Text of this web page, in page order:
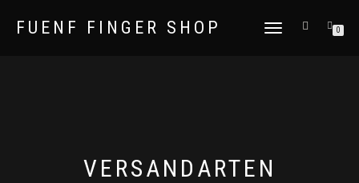
FUENF FINGER SHOP
NAVIGATION
0
VERSANDARTEN